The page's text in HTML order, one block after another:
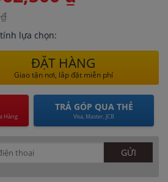
lựa chọn:
ĐẶT HÀNG
Giao tận nơi, lắp đặt miễn phí
Hàng
TRẢ GÓP QUA THẺ
Visa, Master, JCB